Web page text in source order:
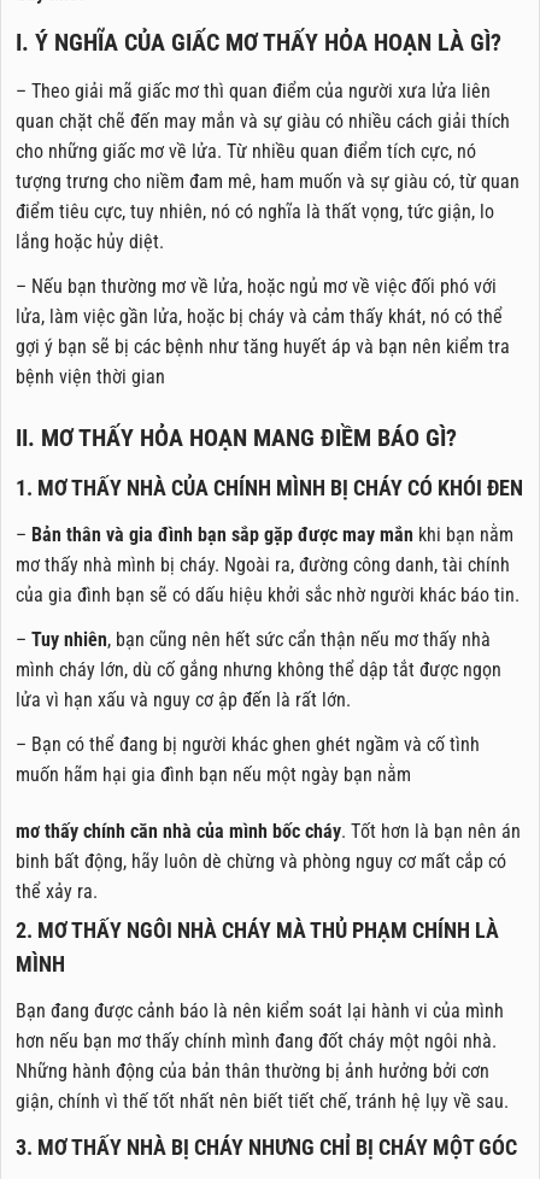
I. Ý NGHĨA CỦA GIẤC MƠ THẤY HỎA HOẠN LÀ GÌ?
– Theo giải mã giấc mơ thì quan điểm của người xưa lửa liên
quan chặt chẽ đến may mắn và sự giàu có nhiều cách giải thích
cho những giấc mơ về lửa. Từ nhiều quan điểm tích cực, nó
tượng trưng cho niềm đam mê, ham muốn và sự giàu có, từ quan
điểm tiêu cực, tuy nhiên, nó có nghĩa là thất vọng, tức giận, lo
lắng hoặc hủy diệt.
– Nếu bạn thường mơ về lửa, hoặc ngủ mơ về việc đối phó với
lửa, làm việc gần lửa, hoặc bị cháy và cảm thấy khát, nó có thể
gợi ý bạn sẽ bị các bệnh như tăng huyết áp và bạn nên kiểm tra
bệnh viện thời gian
II. MƠ THẤY HỎA HOẠN MANG ĐIỀM BÁO GÌ?
1. MƠ THẤY NHÀ CỦA CHÍNH MÌNH BỊ CHÁY CÓ KHÓI ĐEN
– Bản thân và gia đình bạn sắp gặp được may mắn khi bạn nằm
mơ thấy nhà mình bị cháy. Ngoài ra, đường công danh, tài chính
của gia đình bạn sẽ có dấu hiệu khởi sắc nhờ người khác báo tin.
– Tuy nhiên, bạn cũng nên hết sức cẩn thận nếu mơ thấy nhà
mình cháy lớn, dù cố gắng nhưng không thể dập tắt được ngọn
lửa vì hạn xấu và nguy cơ ập đến là rất lớn.
– Bạn có thể đang bị người khác ghen ghét ngầm và cố tình
muốn hãm hại gia đình bạn nếu một ngày bạn nằm
mơ thấy chính căn nhà của mình bốc cháy. Tốt hơn là bạn nên án
binh bất động, hãy luôn dè chừng và phòng nguy cơ mất cắp có
thể xảy ra.
2. MƠ THẤY NGÔI NHÀ CHÁY MÀ THỦ PHẠM CHÍNH LÀ
MÌNH
Bạn đang được cảnh báo là nên kiểm soát lại hành vi của mình
hơn nếu bạn mơ thấy chính mình đang đốt cháy một ngôi nhà.
Những hành động của bản thân thường bị ảnh hưởng bởi cơn
giận, chính vì thế tốt nhất nên biết tiết chế, tránh hệ lụy về sau.
3. MƠ THẤY NHÀ BỊ CHÁY NHƯNG CHỈ BỊ CHÁY MỘT GÓC